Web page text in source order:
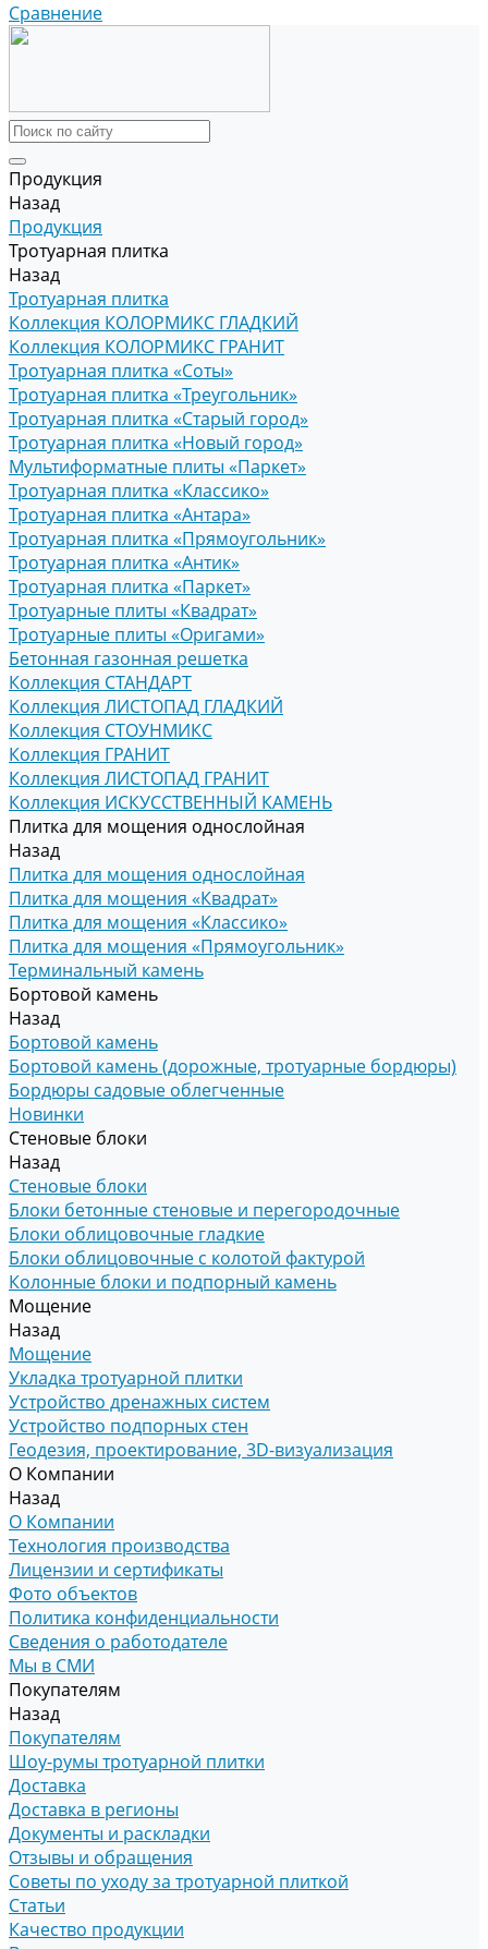
Сравнение
Продукция
Назад
Продукция
Тротуарная плитка
Назад
Тротуарная плитка
Коллекция КОЛОРМИКС ГЛАДКИЙ
Коллекция КОЛОРМИКС ГРАНИТ
Тротуарная плитка «Соты»
Тротуарная плитка «Треугольник»
Тротуарная плитка «Старый город»
Тротуарная плитка «Новый город»
Мультиформатные плиты «Паркет»
Тротуарная плитка «Классико»
Тротуарная плитка «Антара»
Тротуарная плитка «Прямоугольник»
Тротуарная плитка «Антик»
Тротуарная плитка «Паркет»
Тротуарные плиты «Квадрат»
Тротуарные плиты «Оригами»
Бетонная газонная решетка
Коллекция СТАНДАРТ
Коллекция ЛИСТОПАД ГЛАДКИЙ
Коллекция СТОУНМИКС
Коллекция ГРАНИТ
Коллекция ЛИСТОПАД ГРАНИТ
Коллекция ИСКУССТВЕННЫЙ КАМЕНЬ
Плитка для мощения однослойная
Назад
Плитка для мощения однослойная
Плитка для мощения «Квадрат»
Плитка для мощения «Классико»
Плитка для мощения «Прямоугольник»
Терминальный камень
Бортовой камень
Назад
Бортовой камень
Бортовой камень (дорожные, тротуарные бордюры)
Бордюры садовые облегченные
Новинки
Стеновые блоки
Назад
Стеновые блоки
Блоки бетонные стеновые и перегородочные
Блоки облицовочные гладкие
Блоки облицовочные с колотой фактурой
Колонные блоки и подпорный камень
Мощение
Назад
Мощение
Укладка тротуарной плитки
Устройство дренажных систем
Устройство подпорных стен
Геодезия, проектирование, 3D-визуализация
О Компании
Назад
О Компании
Технология производства
Лицензии и сертификаты
Фото объектов
Политика конфиденциальности
Сведения о работодателе
Мы в СМИ
Покупателям
Назад
Покупателям
Шоу-румы тротуарной плитки
Доставка
Доставка в регионы
Документы и раскладки
Отзывы и обращения
Советы по уходу за тротуарной плиткой
Статьи
Качество продукции